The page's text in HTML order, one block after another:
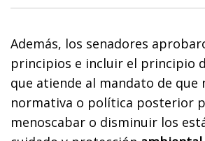
Además, los senadores
principios e incluir el principio
que atiende al mandato de que
normativa o política posterior
menoscabar o disminuir los